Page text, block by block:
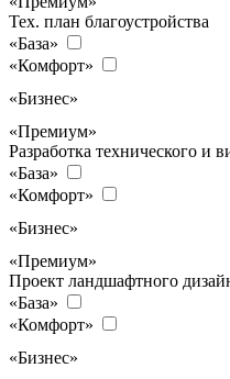
Тех. план благоустройства
«База»
«Комфорт»
«Бизнес»
«Премиум»
Разработка технического и
«База»
«Комфорт»
«Бизнес»
«Премиум»
Проект ландшафтного
«База»
«Комфорт»
«Бизнес»